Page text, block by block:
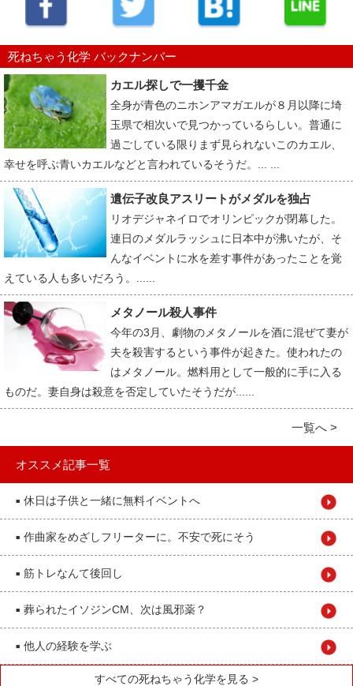
死ねちゃう化学 バックナンバー
カエル探しで一攫千金
全身が青色のニホンアマガエルが８月以降に埼
玉県で相次いで見つかっているらしい。普通に
過ごしている限りまず見られないこのカエル、
幸せを呼ぶ青いカエルなどと言われているそうだ。... ...
遺伝子改良アスリートがメダルを独占
リオデジャネイロでオリンピックが閉幕した。
連日のメダルラッシュに日本中が沸いたが、そ
んなイベントに水を差す事件があったことを覚
えている人も多いだろう。......
メタノール殺人事件
今年の3月、劇物のメタノールを酒に混ぜて妻が
夫を殺害するという事件が起きた。使われたの
はメタノール。燃料用として一般的に手に入る
ものだ。妻自身は殺意を否定していたそうだが......
一覧へ >
オススメ記事一覧
■ 休日は子供と一緒に無料イベントへ
■ 作曲家をめざしフリーターに。不安で死にそう
■ 筋トレなんて後回し
■ 葬られたイソジンCM、次は風邪薬？
■ 他人の経験を学ぶ
すべての死ねちゃう化学を見る >